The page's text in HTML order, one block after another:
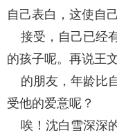
自己表白，这使自
接受，自己已经
的孩子呢。再说王
的朋友，年龄比
受他的爱意呢？
唉！沈白雪深深